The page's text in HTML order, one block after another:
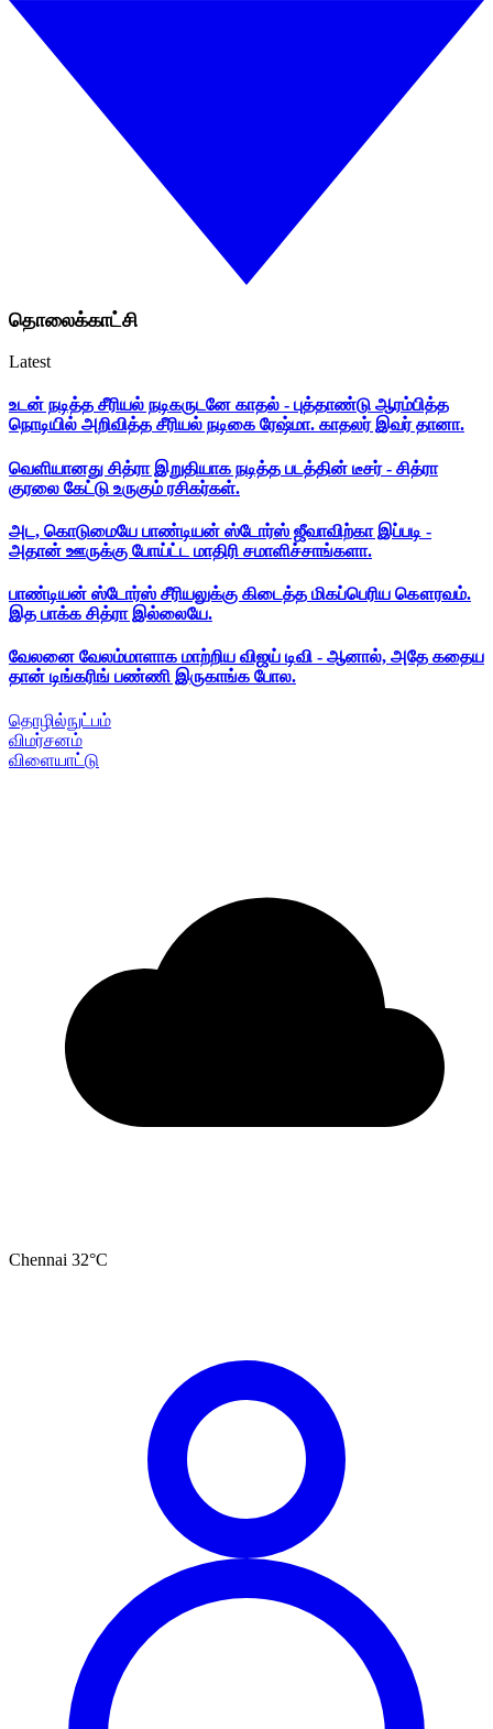
தொலைக்காட்சி
Latest
உடன் நடித்த சீரியல் நடிகருடனே காதல் - புத்தாண்டு ஆரம்பித்த
நொடியில் அறிவித்த சீரியல் நடிகை ரேஷ்மா. காதலர் இவர் தானா.
வெளியானது சித்ரா இறுதியாக நடித்த படத்தின் டீசர் - சித்ரா
குரலை கேட்டு உருகும் ரசிகர்கள்.
அட, கொடுமையே பாண்டியன் ஸ்டோர்ஸ் ஜீவாவிற்கா இப்படி -
அதான் ஊருக்கு போய்ட்ட மாதிரி சமாளிச்சாங்களா.
பாண்டியன் ஸ்டோர்ஸ் சீரியலுக்கு கிடைத்த மிகப்பெரிய கௌரவம்.
இத பாக்க சித்ரா இல்லையே.
வேலனை வேலம்மாளாக மாற்றிய விஜய் டிவி - ஆனால், அதே கதைய
தான் டிங்கரிங் பண்ணி இருகாங்க போல.
தொழில்நுட்பம்
விமர்சனம்
விளையாட்டு
Chennai 32°C